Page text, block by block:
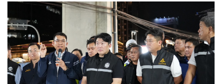
ปลอดภัยประชาชน